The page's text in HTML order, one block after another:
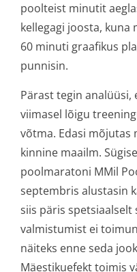
poolteist minutit
kellegagi joosta,
60 minuti graafikus
punnisin.
Pärast tegin analüüsi,
viimasel lõigu
võtma. Edasi
kinnine maailm.
poolmaratoni MMil
septembris alustasin
siis päris spetsiaalselt
valmistumist ei
näiteks enne seda
Mäestikuefekt toimis